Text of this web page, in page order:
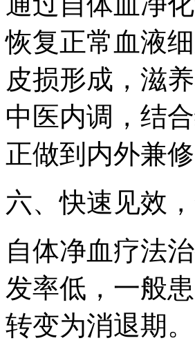
恢复正常血液
皮损形成，滋
中医内调，结
正做到内外兼
六、快速见效
自体净血疗法
发率低，一般
转变为消退期。